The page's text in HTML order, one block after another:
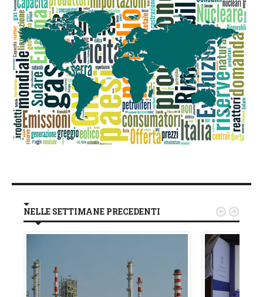
NELLE SETTIMANE PRECEDENTI  